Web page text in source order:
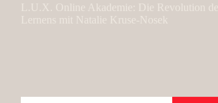
L.U.X. Online Akademie: Die Revolution des
Lernens mit Natalie Kruse-Nosek